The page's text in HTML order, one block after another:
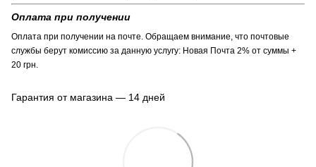
Оплата при получении
Оплата при получении на почте. Обращаем внимание, что почтовые
службы берут комиссию за данную услугу: Новая Почта 2% от суммы +
20 грн.
Гарантия от магазина — 14 дней